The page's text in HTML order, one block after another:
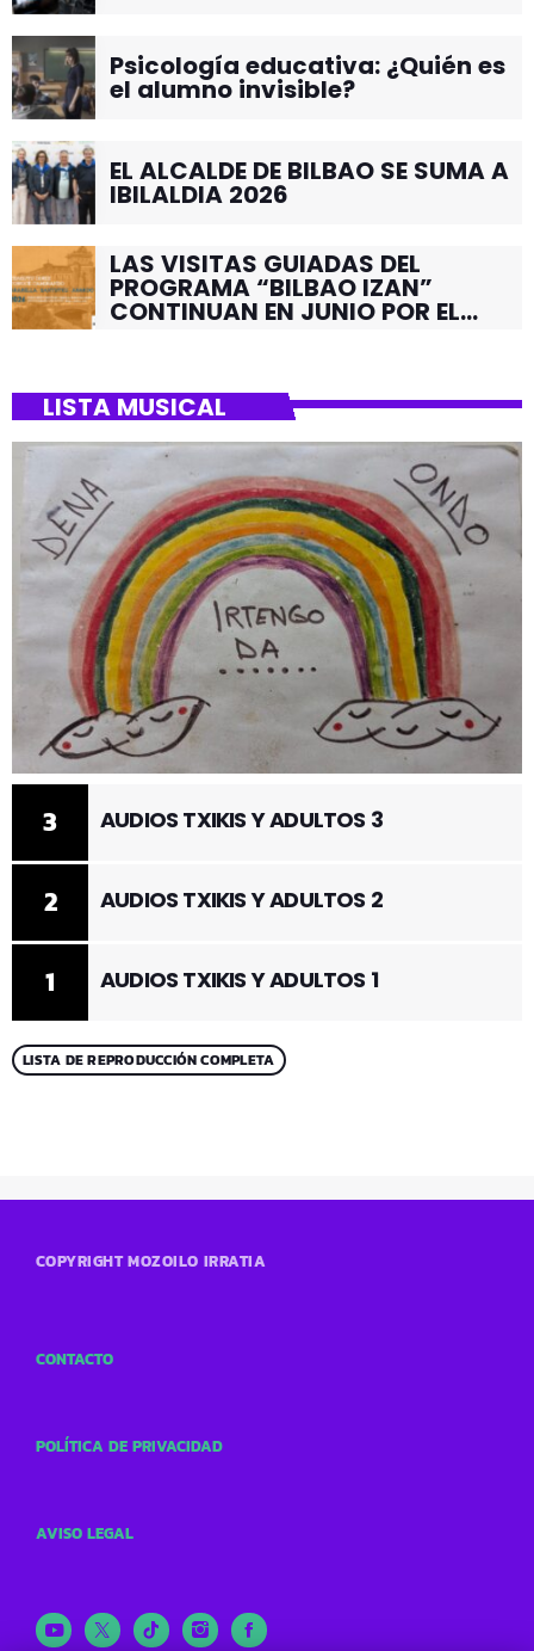
Psicología educativa: ¿Quién es
el alumno invisible?
EL ALCALDE DE BILBAO SE SUMA A
IBILALDIA 2026
LAS VISITAS GUIADAS DEL
PROGRAMA “BILBAO IZAN”
CONTINUAN EN JUNIO POR EL
LISTA MUSICAL
1 AUDIOS TXIKIS Y ADULTOS 1
2 AUDIOS TXIKIS Y ADULTOS 2
3 AUDIOS TXIKIS Y ADULTOS 3
LISTA DE REPRODUCCIÓN COMPLETA
COPYRIGHT MOZOILO IRRATIA
CONTACTO
POLÍTICA DE PRIVACIDAD
AVISO LEGAL